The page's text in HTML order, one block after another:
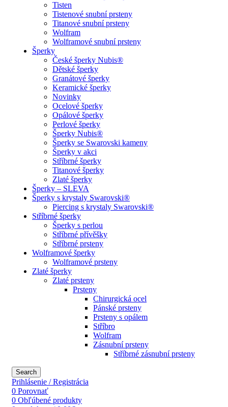
Tisten
Tistenové snubní prsteny
Titanové snubní prsteny
Wolfram
Wolframové snubní prsteny
Šperky
České šperky Nubis®
Dětské šperky
Granátové šperky
Keramické šperky
Novinky
Ocelové šperky
Opálové šperky
Perlové šperky
Šperky Nubis®
Šperky se Swarovski kameny
Šperky v akci
Stříbrné šperky
Titanové šperky
Zlaté šperky
Šperky – SLEVA
Šperky s krystaly Swarovski®
Piercing s krystaly Swarovski®
Stříbrné šperky
Šperky s perlou
Stříbrné přívěšky
Stříbrné prsteny
Wolframové šperky
Wolframové prsteny
Zlaté šperky
Zlaté prsteny
Prsteny
Chirurgická ocel
Pánské prsteny
Prsteny s opálem
Stříbro
Wolfram
Zásnubní prsteny
Stříbrné zásnubní prsteny
Search
Prihlásenie / Registrácia
0 Porovnať
0 Obľúbené produkty